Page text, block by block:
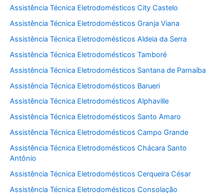
Assistência Técnica Eletrodomésticos City Castelo
Assistência Técnica Eletrodomésticos Granja Viana
Assistência Técnica Eletrodomésticos Aldeia da Serra
Assistência Técnica Eletrodomésticos Tamboré
Assistência Técnica Eletrodomésticos Santana de Parnaíba
Assistência Técnica Eletrodomésticos Barueri
Assistência Técnica Eletrodomésticos Alphaville
Assistência Técnica Eletrodomésticos Santo Amaro
Assistência Técnica Eletrodomésticos Campo Grande
Assistência Técnica Eletrodomésticos Chácara Santo
Antônio
Assistência Técnica Eletrodomésticos Cerqueira César
Assistência Técnica Eletrodomésticos Consolação